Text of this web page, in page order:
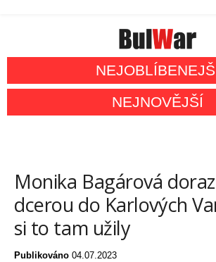
NEJNOVĚJŠÍ
Monika Bagárová
dcerou do Karlových
si to tam užily
Publikováno 04.07.2023